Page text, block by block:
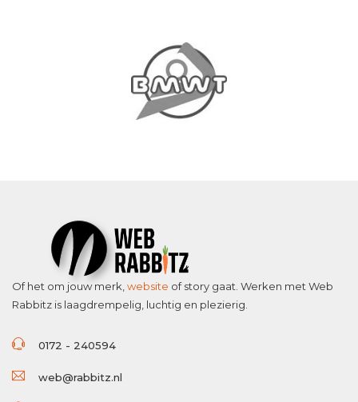
Of het om jouw merk,website of story gaat. Werken met Web
Rabbitz is laagdrempelig, luchtig en plezierig.
0172 - 240594
web@rabbitz.nl